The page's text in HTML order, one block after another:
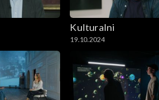
Kulturalni
19.10.2024